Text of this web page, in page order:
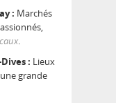
: Marchés
.
: Lieux
grande